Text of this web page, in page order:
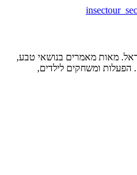
מאות מאמרים בנושאי טבע,
הפעלות ומשחקים לילדים,